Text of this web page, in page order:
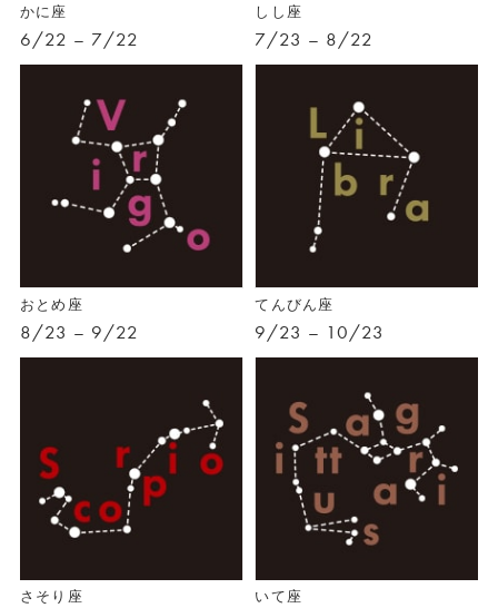
かに座
6/22 – 7/22
しし座
7/23 – 8/22
おとめ座
8/23 – 9/22
てんびん座
9/23 – 10/23
さそり座 いて座